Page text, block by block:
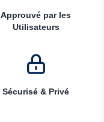
Approuvé par les
Utilisateurs
Sécurisé & Privé